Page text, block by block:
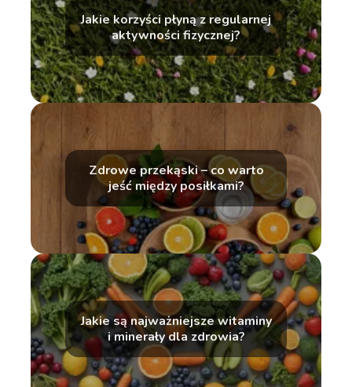
Jakie korzyści płyną z regularnej
aktywności fizycznej?
Zdrowe przekąski – co warto
jeść między posiłkami?
Jakie są najważniejsze witaminy
i minerały dla zdrowia?